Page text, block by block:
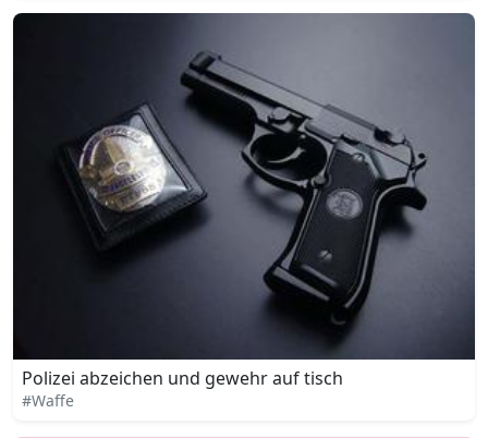
Polizei abzeichen und gewehr auf tisch
#Waffe